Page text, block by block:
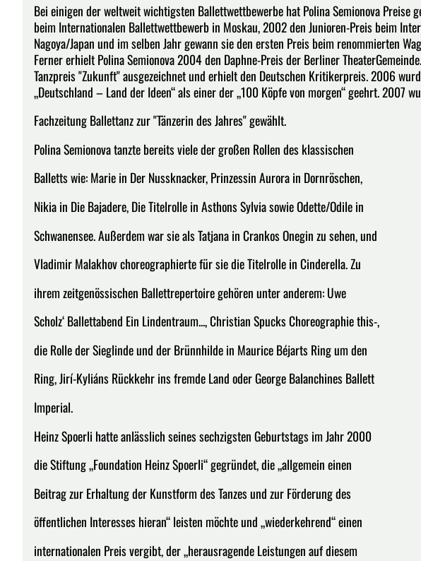
Bei einigen der weltweit wichtigsten Ballettwettbewerbe hat Polina Semionova Preise
beim Internationalen Ballettwettbewerb in Moskau, 2002 den Junioren-Preis beim
Nagoya/Japan und im selben Jahr gewann sie den ersten Preis beim renommierten
Ferner erhielt Polina Semionova 2004 den Daphne-Preis der Berliner
Tanzpreis "Zukunft" ausgezeichnet und erhielt den Deutschen Kritikerpreis. 2006
„Deutschland – Land der Ideen“ als einer der „100 Köpfe von morgen“ geehrt. 2007
Fachzeitung Ballettanz zur "Tänzerin des Jahres" gewählt.
Polina Semionova tanzte bereits viele der großen Rollen des klassischen
Balletts wie: Marie in Der Nussknacker, Prinzessin Aurora in Dornröschen,
Nikia in Die Bajadere, Die Titelrolle in Asthons Sylvia sowie Odette/Odile in
Schwanensee. Außerdem war sie als Tatjana in Crankos Onegin zu sehen, und
Vladimir Malakhov choreographierte für sie die Titelrolle in Cinderella. Zu
ihrem zeitgenössischen Ballettrepertoire gehören unter anderem: Uwe
Scholz‘ Ballettabend Ein Lindentraum..., Christian Spucks Choreographie this-,
die Rolle der Sieglinde und der Brünnhilde in Maurice Béjarts Ring um den
Ring, Jirí-Kyliáns Rückkehr ins fremde Land oder George Balanchines Ballett
Imperial.
Heinz Spoerli hatte anlässlich seines sechzigsten Geburtstags im Jahr 2000
die Stiftung „Foundation Heinz Spoerli“ gegründet, die „allgemein einen
Beitrag zur Erhaltung der Kunstform des Tanzes und zur Förderung des
öffentlichen Interesses hieran“ leisten möchte und „wiederkehrend“ einen
internationalen Preis vergibt, der „herausragende Leistungen auf diesem